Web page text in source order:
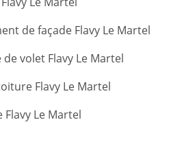
de façade Flavy Le Martel
volet Flavy Le Martel
Flavy Le Martel
Le Martel